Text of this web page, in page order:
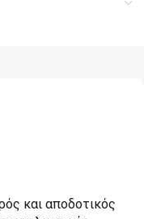
και αποδοτικός